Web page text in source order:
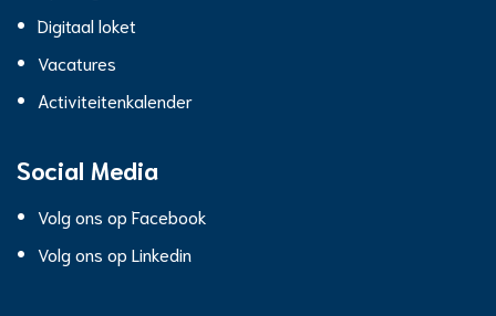
Digitaal loket
Vacatures
Activiteitenkalender
Social Media
Volg ons op Facebook
Volg ons op Linkedin